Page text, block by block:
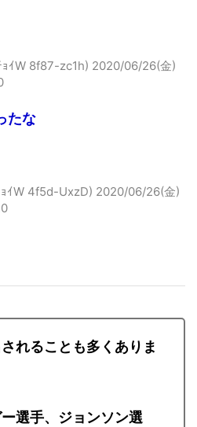
ｮｲW 8f87-zc1h) 2020/06/26(金)
たな
ｲW 4f5d-UxzD) 2020/06/26(金)
れることも多くありま
選手、ジョンソン選